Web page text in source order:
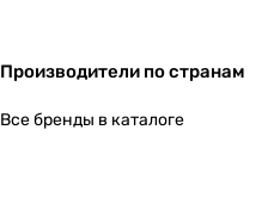
Производители по странам
Все бренды в каталоге